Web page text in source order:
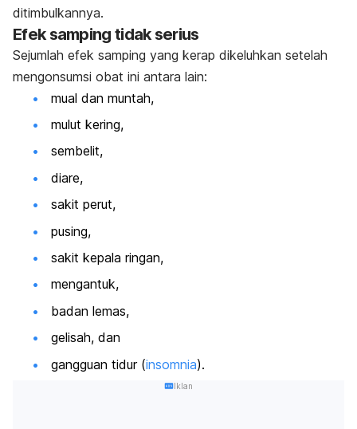
ditimbulkannya.
Efek samping tidak serius
Sejumlah efek samping yang kerap dikeluhkan setelah
mengonsumsi obat ini antara lain:
mual dan muntah,
mulut kering,
sembelit,
diare,
sakit perut,
pusing,
sakit kepala ringan,
mengantuk,
badan lemas,
gelisah, dan
gangguan tidur (insomnia).
Iklan